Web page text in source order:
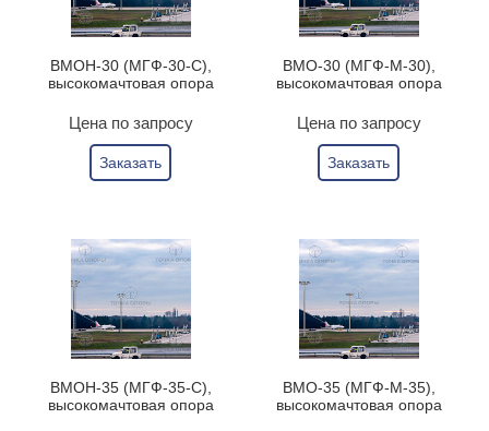
ВМОН-30 (МГФ-30-С),
высокомачтовая опора
Цена по запросу
Заказать
ВМО-30 (МГФ-М-30),
высокомачтовая опора
Цена по запросу
Заказать
ВМОН-35 (МГФ-35-С),
высокомачтовая опора
ВМО-35 (МГФ-М-35),
высокомачтовая опора